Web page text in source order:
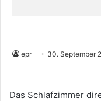
epr 30. September
Das Schlafzimmer